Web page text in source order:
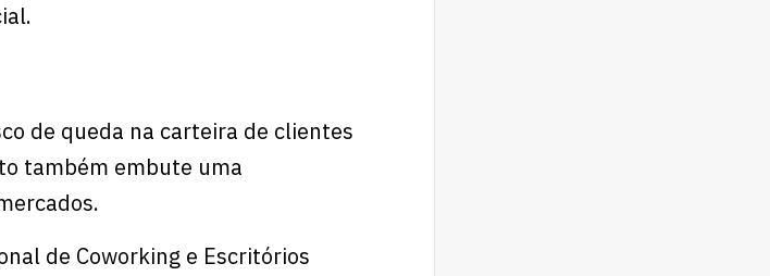
de queda na carteira de clientes
também embute uma
de Coworking e Escritórios